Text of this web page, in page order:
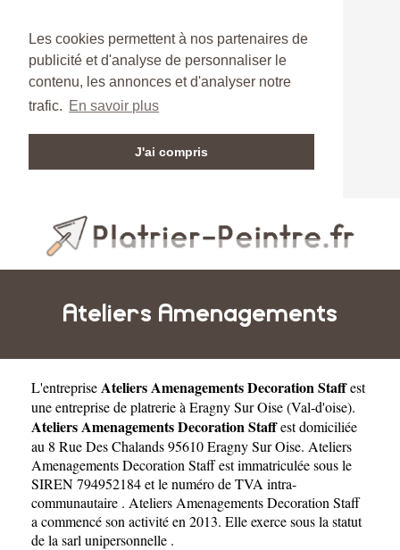
Les cookies permettent à nos partenaires de
publicité et d'analyse de personnaliser le
contenu, les annonces et d'analyser notre
trafic. En savoir plus
J'ai compris
Ateliers Amenagements
Decoration Staff
L'entrepriseAteliers Amenagements Decoration Staffest
uneentreprise de platrerie à Eragny Sur Oise(Val-d'oise).
Ateliers Amenagements Decoration Staffest domiciliée
au 8 Rue Des Chalands 95610 Eragny Sur Oise. Ateliers
Amenagements Decoration Staff est immatriculée sous le
SIREN 794952184 et le numéro de TVA intra-
communautaire . Ateliers Amenagements Decoration Staff
a commencé son activité en 2013. Elle exerce sous la statut
de la sarl unipersonnelle .